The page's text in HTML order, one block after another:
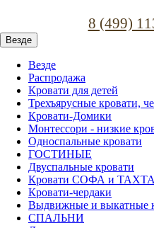
8 (499)
Везде
Везде
Распродажа
Кровати для детей
Трехъярусные кровати,
Кровати-Домики
Монтессори - низкие
Односпальные кровати
ГОСТИНЫЕ
Двуспальные кровати
Кровати СОФА и ТАХТА
Кровати-чердаки
Выдвижные и выкатные
СПАЛЬНИ